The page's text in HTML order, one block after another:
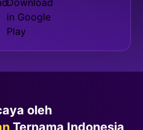
oleh
Ternama Indonesia